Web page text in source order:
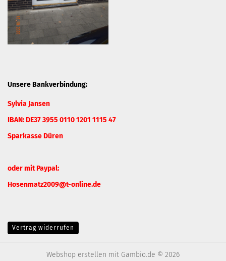
Unsere Bankverbindung:
Sylvia Jansen
IBAN: DE37 3955 0110 1201 1115 47
Sparkasse Düren
oder mit Paypal:
Hosenmatz2009@t-online.de
Vertrag widerrufen
Webshop erstellen mit Gambio.de © 2026